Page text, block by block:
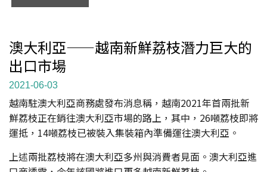
澳大利亞——越南新鮮荔枝潛力巨大的
出口市場
2021-06-03
越南駐澳大利亞商務處發布消息稱，越南2021年首兩批新
鮮荔枝正在銷往澳大利亞市場的路上，其中，26噸荔枝即將
運抵，14噸荔枝已被裝入集裝箱內準備運往澳大利亞。
上述兩批荔枝將在澳大利亞多州與消費者見面。澳大利亞進